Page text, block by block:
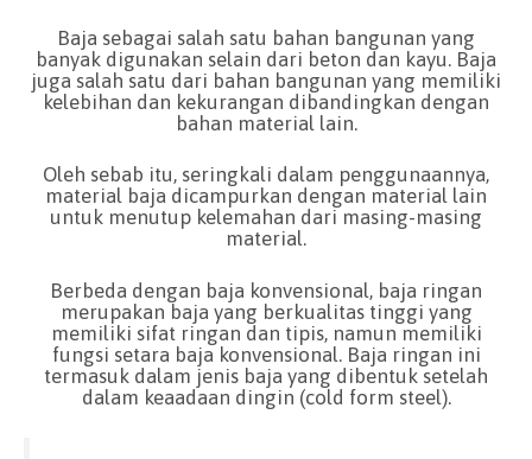
Baja sebagai salah satu bahan bangunan yang
banyak digunakan selain dari beton dan kayu. Baja
juga salah satu dari bahan bangunan yang memiliki
kelebihan dan kekurangan dibandingkan dengan
bahan material lain.
Oleh sebab itu, seringkali dalam penggunaannya,
material baja dicampurkan dengan material lain
untuk menutup kelemahan dari masing-masing
material.
Berbeda dengan baja konvensional, baja ringan
merupakan baja yang berkualitas tinggi yang
memiliki sifat ringan dan tipis, namun memiliki
fungsi setara baja konvensional. Baja ringan ini
termasuk dalam jenis baja yang dibentuk setelah
dalam keaadaan dingin (cold form steel).